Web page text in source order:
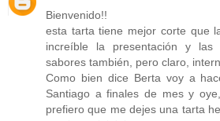
Bienvenido!!
esta tarta tiene mejor corte que
increíble la presentación y
sabores también, pero claro,
Como bien dice Berta voy a
Santiago a finales de mes y
prefiero que me dejes una tarta